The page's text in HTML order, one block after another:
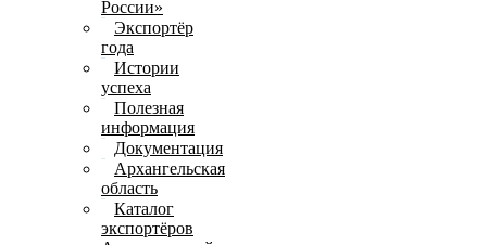
России»
Экспортёр
года
Истории
успеха
Полезная
информация
Документация
Архангельская
область
Каталог
экспортёров